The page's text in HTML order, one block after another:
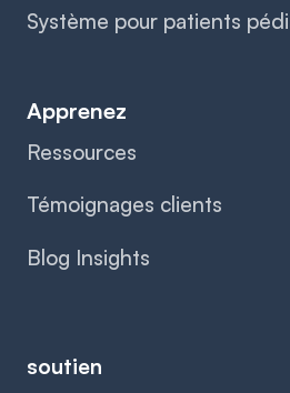
Système pour patients
Apprenez
Ressources
Témoignages clients
Blog Insights
soutien